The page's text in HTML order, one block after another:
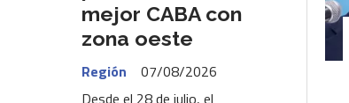
mejor CABA con
zona oeste
Región
07/08/2026
Desde el 28 de julio, el